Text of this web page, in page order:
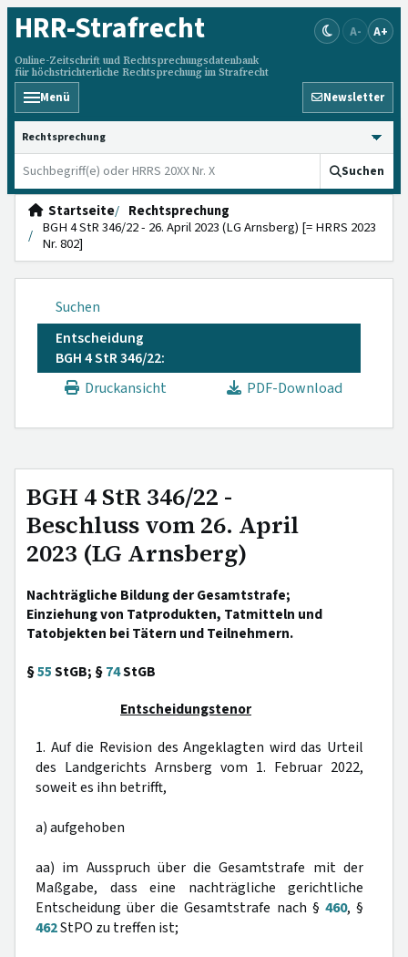
HRR-Strafrecht
Online-Zeitschrift und Rechtsprechungsdatenbank
für höchstrichterliche Rechtsprechung im Strafrecht
A- A+
Menü Newsletter
HRRS durchsuchen
Suchen
Startseite
Rechtsprechung
BGH 4 StR 346/22 - 26. April 2023 (LG Arnsberg) [= HRRS 2023
Nr. 802]
Suchen
Entscheidung
BGH 4 StR 346/22:
Druckansicht
PDF-Download
BGH 4 StR 346/22 -
Beschluss vom 26. April
2023 (LG Arnsberg)
Nachträgliche Bildung der Gesamtstrafe;
Einziehung von Tatprodukten, Tatmitteln und
Tatobjekten bei Tätern und Teilnehmern.
§55StGB; §74StGB
Entscheidungstenor
1. Auf die Revision des Angeklagten wird das Urteil
des Landgerichts Arnsberg vom 1. Februar 2022,
soweit es ihn betrifft,
a) aufgehoben
aa) im Ausspruch über die Gesamtstrafe mit der
Maßgabe, dass eine nachträgliche gerichtliche
Entscheidung über die Gesamtstrafe nach § 460, §
462StPO zu treffen ist;